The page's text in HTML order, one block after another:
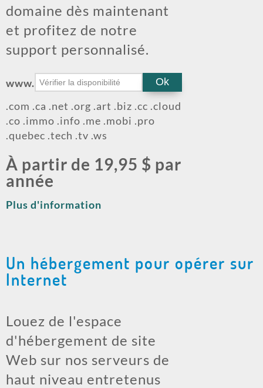
domaine dès maintenant
et profitez de notre
support personnalisé.
www.
.com .ca .net .org .art .biz .cc .cloud
.co .immo .info .me .mobi .pro
.quebec .tech .tv .ws
À partir de 19,95 $ par
année
Plus d'information
Un hébergement pour opérer sur
Internet
Louez de l'espace
d'hébergement de site
Web sur nos serveurs de
haut niveau entretenus